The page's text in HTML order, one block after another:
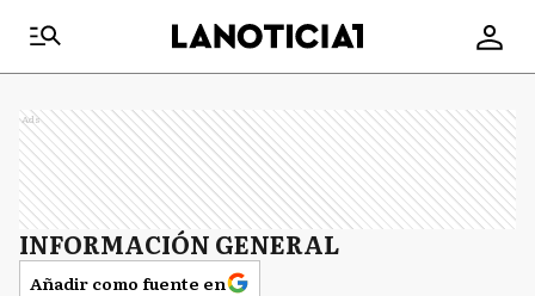
Ads
INFORMACIÓN GENERAL
Añadir como fuente en